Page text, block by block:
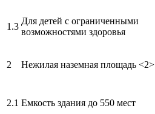
1.3
Для детей с ограниченными
возможностями здоровья
2 Нежилая наземная площадь <2>
2.1 Емкость здания до 550 мест